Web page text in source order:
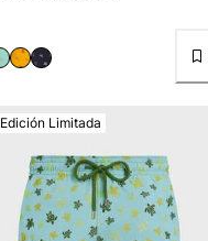
Edición Limitada